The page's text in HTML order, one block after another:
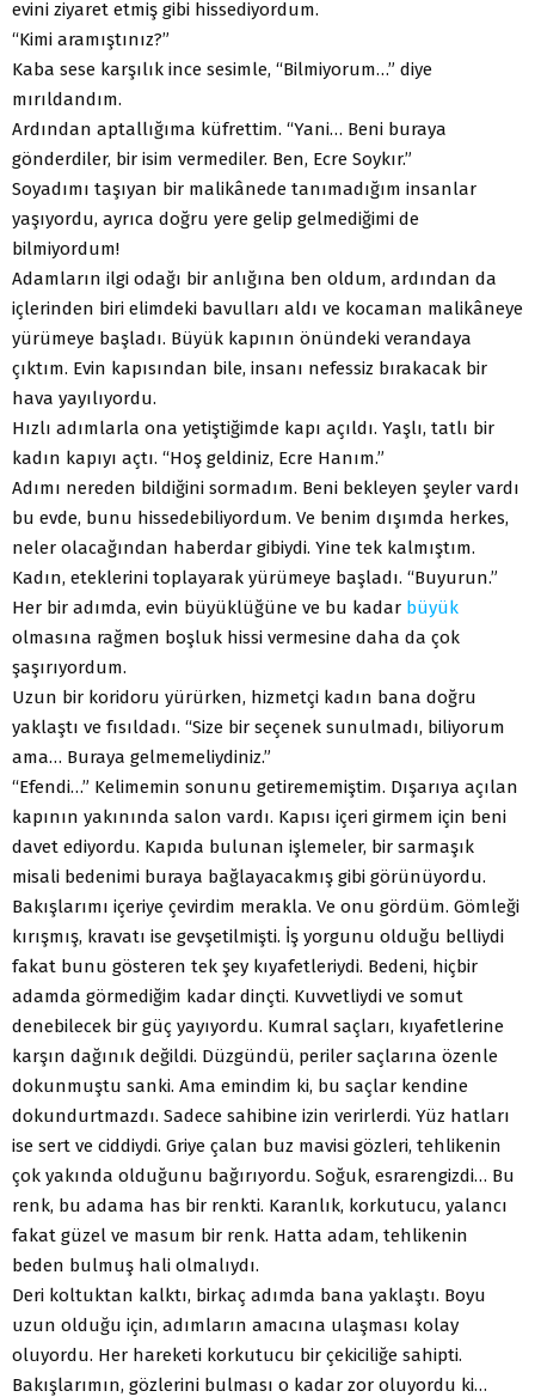
evini ziyaret etmiş gibi hissediyordum.
“Kimi aramıştınız?”
Kaba sese karşılık ince sesimle, “Bilmiyorum…” diye
mırıldandım.
Ardından aptallığıma küfrettim. “Yani… Beni buraya
gönderdiler, bir isim vermediler. Ben, Ecre Soykır.”
Soyadımı taşıyan bir malikânede tanımadığım insanlar
yaşıyordu, ayrıca doğru yere gelip gelmediğimi de
bilmiyordum!
Adamların ilgi odağı bir anlığına ben oldum, ardından da
içlerinden biri elimdeki bavulları aldı ve kocaman malikâneye
yürümeye başladı. Büyük kapının önündeki verandaya
çıktım. Evin kapısından bile, insanı nefessiz bırakacak bir
hava yayılıyordu.
Hızlı adımlarla ona yetiştiğimde kapı açıldı. Yaşlı, tatlı bir
kadın kapıyı açtı. “Hoş geldiniz, Ecre Hanım.”
Adımı nereden bildiğini sormadım. Beni bekleyen şeyler vardı
bu evde, bunu hissedebiliyordum. Ve benim dışımda herkes,
neler olacağından haberdar gibiydi. Yine tek kalmıştım.
Kadın, eteklerini toplayarak yürümeye başladı. “Buyurun.”
Her bir adımda, evin büyüklüğüne ve bu kadar büyük
olmasına rağmen boşluk hissi vermesine daha da çok
şaşırıyordum.
Uzun bir koridoru yürürken, hizmetçi kadın bana doğru
yaklaştı ve fısıldadı. “Size bir seçenek sunulmadı, biliyorum
ama… Buraya gelmemeliydiniz.”
“Efendi…” Kelimemin sonunu getirememiştim. Dışarıya açılan
kapının yakınında salon vardı. Kapısı içeri girmem için beni
davet ediyordu. Kapıda bulunan işlemeler, bir sarmaşık
misali bedenimi buraya bağlayacakmış gibi görünüyordu.
Bakışlarımı içeriye çevirdim merakla. Ve onu gördüm. Gömleği
kırışmış, kravatı ise gevşetilmişti. İş yorgunu olduğu belliydi
fakat bunu gösteren tek şey kıyafetleriydi. Bedeni, hiçbir
adamda görmediğim kadar dinçti. Kuvvetliydi ve somut
denebilecek bir güç yayıyordu. Kumral saçları, kıyafetlerine
karşın dağınık değildi. Düzgündü, periler saçlarına özenle
dokunmuştu sanki. Ama emindim ki, bu saçlar kendine
dokundurtmazdı. Sadece sahibine izin verirlerdi. Yüz hatları
ise sert ve ciddiydi. Griye çalan buz mavisi gözleri, tehlikenin
çok yakında olduğunu bağırıyordu. Soğuk, esrarengizdi… Bu
renk, bu adama has bir renkti. Karanlık, korkutucu, yalancı
fakat güzel ve masum bir renk. Hatta adam, tehlikenin
beden bulmuş hali olmalıydı.
Deri koltuktan kalktı, birkaç adımda bana yaklaştı. Boyu
uzun olduğu için, adımların amacına ulaşması kolay
oluyordu. Her hareketi korkutucu bir çekiciliğe sahipti.
Bakışlarımın, gözlerini bulması o kadar zor oluyordu ki…